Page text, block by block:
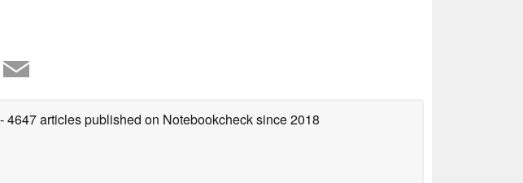
- 4647 articles published on Notebookchecksince 2018